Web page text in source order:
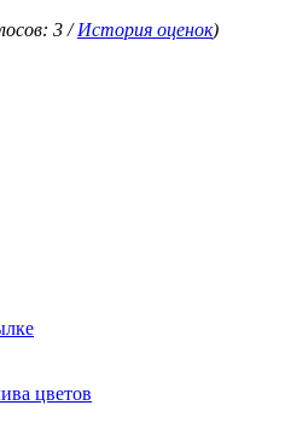
3 /История оценок)
цветов